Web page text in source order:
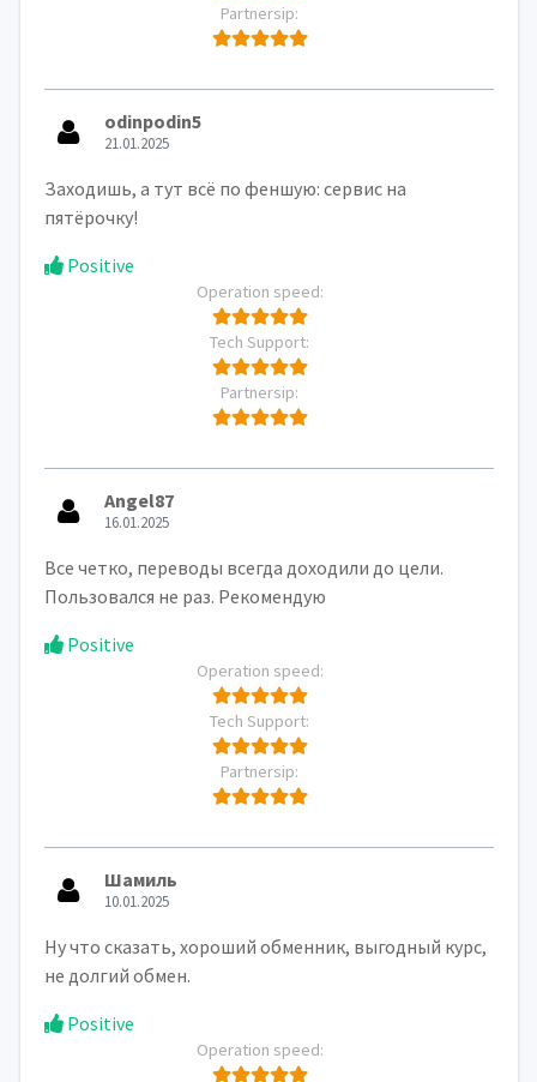
Partnersip:
odinpodin5
21.01.2025
Заходишь, а тут всё по феншую: сервис на
пятёрочку!
Positive
Operation speed:
Tech Support:
Partnersip:
Angel87
16.01.2025
Все четко, переводы всегда доходили до цели.
Пользовался не раз. Рекомендую
Positive
Operation speed:
Tech Support:
Partnersip:
Шамиль
10.01.2025
Ну что сказать, хороший обменник, выгодный курс,
не долгий обмен.
Positive
Operation speed: